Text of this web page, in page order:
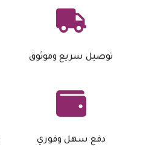
دفع سهل وفوري
توصيل سريع وموثوق